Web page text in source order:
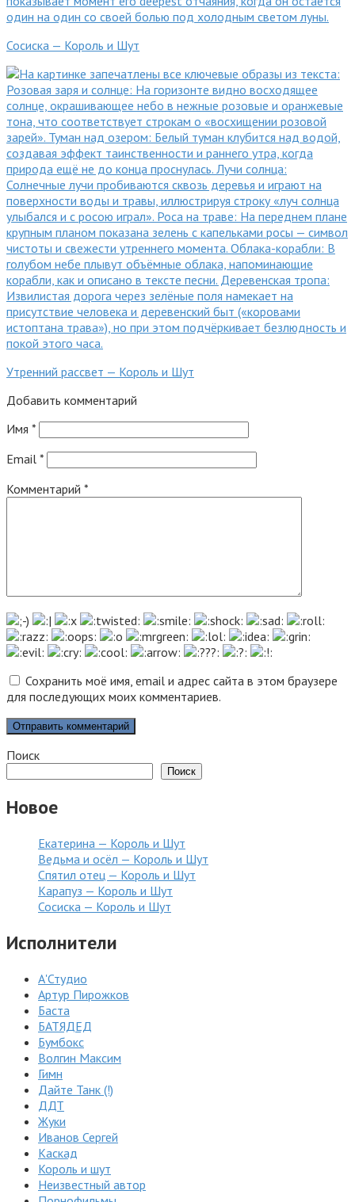
Сосиска — Король и Шут
Утренний рассвет — Король и Шут
Добавить комментарий
Имя *
Email *
Комментарий *
Сохранить моё имя, email и адрес сайта в этом браузере
для последующих моих комментариев.
Поиск
Поиск
Новое
Екатерина — Король и Шут
Ведьма и осёл — Король и Шут
Спятил отец — Король и Шут
Карапуз — Король и Шут
Сосиска — Король и Шут
Исполнители
А'Студио
Артур Пирожков
Баста
БАТЯДЕД
Бумбокс
Волгин Максим
Гимн
Дайте Танк (!)
ДДТ
Жуки
Иванов Сергей
Каскад
Король и шут
Неизвестный автор